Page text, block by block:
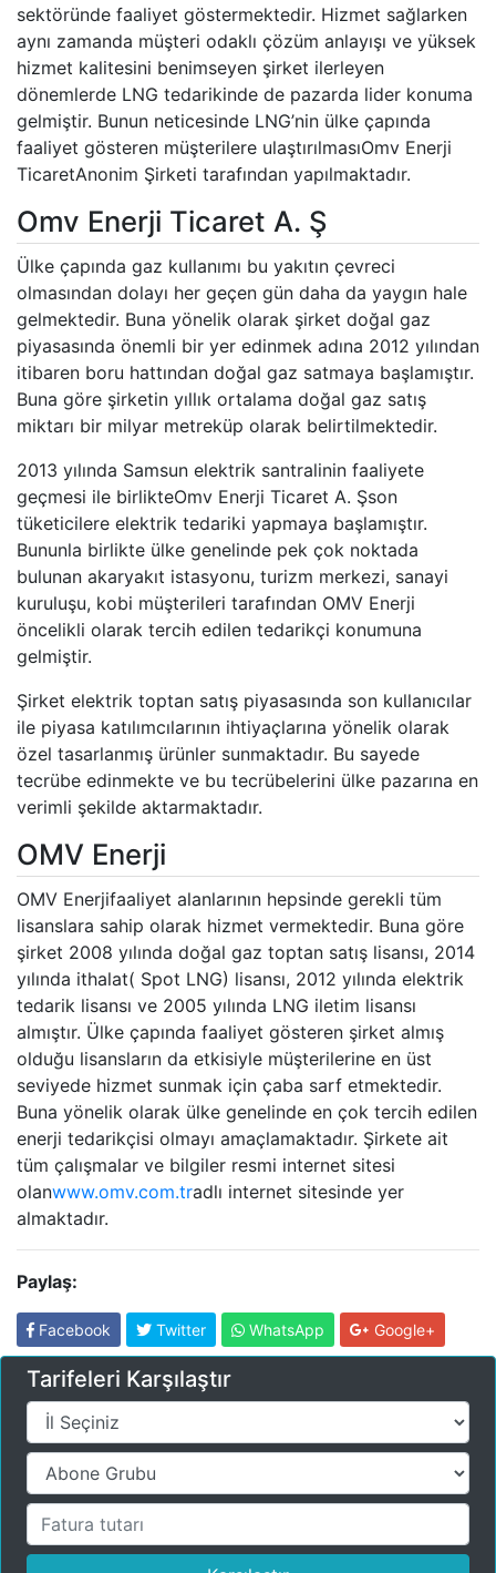
sektöründe faaliyet göstermektedir. Hizmet sağlarken
aynı zamanda müşteri odaklı çözüm anlayışı ve yüksek
hizmet kalitesini benimseyen şirket ilerleyen
dönemlerde LNG tedarikinde de pazarda lider konuma
gelmiştir. Bunun neticesinde LNG’nin ülke çapında
faaliyet gösteren müşterilere ulaştırılmasıOmv Enerji
TicaretAnonim Şirketi tarafından yapılmaktadır.
Omv Enerji Ticaret A. Ş
Ülke çapında gaz kullanımı bu yakıtın çevreci
olmasından dolayı her geçen gün daha da yaygın hale
gelmektedir. Buna yönelik olarak şirket doğal gaz
piyasasında önemli bir yer edinmek adına 2012 yılından
itibaren boru hattından doğal gaz satmaya başlamıştır.
Buna göre şirketin yıllık ortalama doğal gaz satış
miktarı bir milyar metreküp olarak belirtilmektedir.
2013 yılında Samsun elektrik santralinin faaliyete
geçmesi ile birlikteOmv Enerji Ticaret A. Şson
tüketicilere elektrik tedariki yapmaya başlamıştır.
Bununla birlikte ülke genelinde pek çok noktada
bulunan akaryakıt istasyonu, turizm merkezi, sanayi
kuruluşu, kobi müşterileri tarafından OMV Enerji
öncelikli olarak tercih edilen tedarikçi konumuna
gelmiştir.
Şirket elektrik toptan satış piyasasında son kullanıcılar
ile piyasa katılımcılarının ihtiyaçlarına yönelik olarak
özel tasarlanmış ürünler sunmaktadır. Bu sayede
tecrübe edinmekte ve bu tecrübelerini ülke pazarına en
verimli şekilde aktarmaktadır.
OMV Enerji
OMV Enerjifaaliyet alanlarının hepsinde gerekli tüm
lisanslara sahip olarak hizmet vermektedir. Buna göre
şirket 2008 yılında doğal gaz toptan satış lisansı, 2014
yılında ithalat( Spot LNG) lisansı, 2012 yılında elektrik
tedarik lisansı ve 2005 yılında LNG iletim lisansı
almıştır. Ülke çapında faaliyet gösteren şirket almış
olduğu lisansların da etkisiyle müşterilerine en üst
seviyede hizmet sunmak için çaba sarf etmektedir.
Buna yönelik olarak ülke genelinde en çok tercih edilen
enerji tedarikçisi olmayı amaçlamaktadır. Şirkete ait
tüm çalışmalar ve bilgiler resmi internet sitesi
olanwww.omv.com.tradlı internet sitesinde yer
almaktadır.
Paylaş:
Facebook Twitter WhatsApp Google+
Tarifeleri Karşılaştır